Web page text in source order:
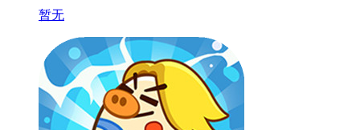
暂无